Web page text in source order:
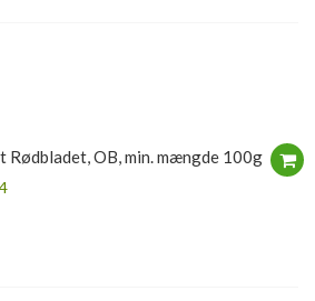
Rødbladet, OB, min. mængde 100g